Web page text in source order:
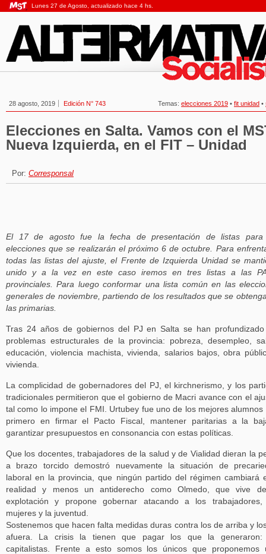
Lunes 27 de Agosto, actualizado hace 4 hs.
28 agosto, 2019 Edición N° 743 Temas: elecciones 2019 • fit unidad •
Elecciones en Salta. Vamos con el
Nueva Izquierda, en el FIT – Unidad
Por: Corresponsal
El 17 de agosto fue la fecha de presentación de listas para
elecciones que se realizarán el próximo 6 de octubre. Para
todas las listas del ajuste, el Frente de Izquierda Unidad se
unido y a la vez en este caso iremos en tres listas a las
provinciales. Para luego conformar una lista común en las
generales de noviembre, partiendo de los resultados que se
las primarias.
Tras 24 años de gobiernos del PJ en Salta se han
problemas estructurales de la provincia: pobreza, desempleo,
educación, violencia machista, vivienda, salarios bajos, obra
vivienda.
La complicidad de gobernadores del PJ, el kirchnerismo, y los
tradicionales permitieron que el gobierno de Macri avance con el
tal como lo impone el FMI. Urtubey fue uno de los mejores alumnos
primero en firmar el Pacto Fiscal, mantener paritarias a la
garantizar presupuestos en consonancia con estas políticas.
Que los docentes, trabajadores de la salud y de Vialidad dieran la
a brazo torcido demostró nuevamente la situación de
laboral en la provincia, que ningún partido del régimen cambiará
realidad y menos un antiderecho como Olmedo, que vive
explotación y propone gobernar atacando a los trabajadores,
mujeres y la juventud.
Sostenemos que hacen falta medidas duras contra los de arriba y
afuera. La crisis la tienen que pagar los que la generaron:
capitalistas. Frente a esto somos los únicos que proponemos